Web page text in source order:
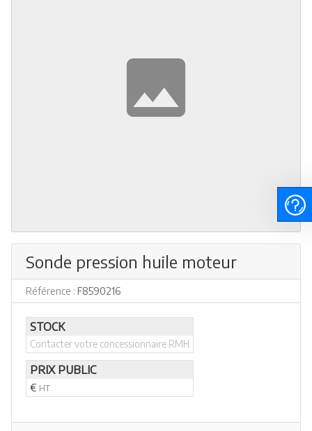
Sonde pression huile moteur
Référence : F8590216
STOCK
Contacter votre concessionnaire RMH
PRIX PUBLIC
€ HT